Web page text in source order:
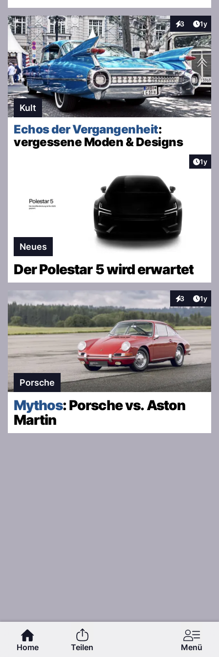
3
Interaktionen
1y
Kult
Echos der Vergangenheit:
vergessene Moden & Designs
1y
Neues
Der Polestar 5 wird erwartet
3
Interaktionen
1y
Porsche
Mythos: Porsche vs. Aston
Martin
Home Teilen Menü